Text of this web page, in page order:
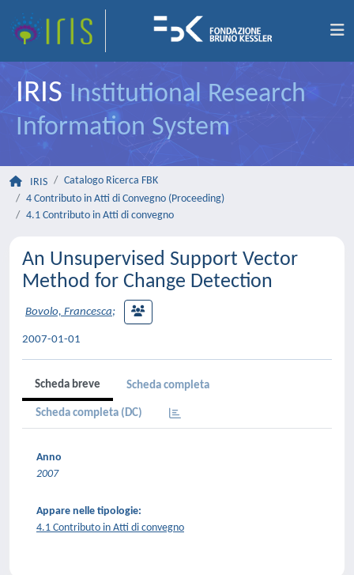
IRIS Institutional Research
Information System
IRIS
Catalogo Ricerca FBK
4 Contributo in Atti di Convegno (Proceeding)
4.1 Contributo in Atti di convegno
An Unsupervised Support Vector
Method for Change Detection
Bovolo, Francesca;
2007-01-01
Scheda breve Scheda completa
Scheda completa (DC)
Anno
2007
Appare nelle tipologie:
4.1 Contributo in Atti di convegno